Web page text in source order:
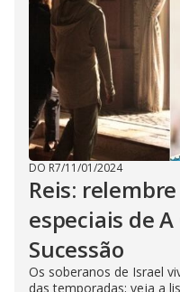
DO R7/11/01/2024
Reis:
especiais de
Sucessão
Os soberanos de Israel
das temporadas; veja a